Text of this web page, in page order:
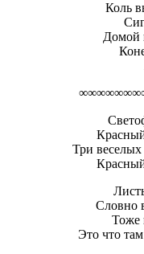
Коль
Домой
Три веселых
Словно
Тоже
Это что